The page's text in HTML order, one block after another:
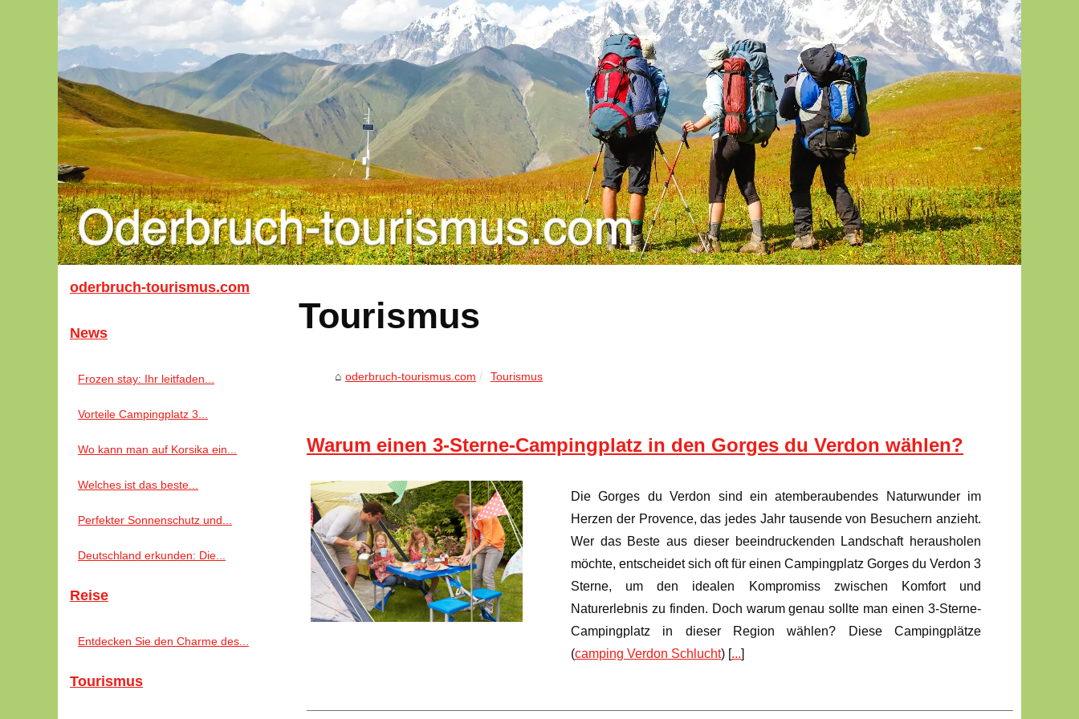
Tourismus
oderbruch-tourismus.com Tourismus
Warum einen 3-Sterne-Campingplatz in den Gorges du Verdon wählen?
Die Gorges du Verdon sind ein atemberaubendes Naturwunder im
Herzen der Provence, das jedes Jahr tausende von Besuchern anzieht.
Wer das Beste aus dieser beeindruckenden Landschaft herausholen
möchte, entscheidet sich oft für einen Campingplatz Gorges du Verdon 3
Sterne, um den idealen Kompromiss zwischen Komfort und
Naturerlebnis zu finden. Doch warum genau sollte man einen 3-Sterne-
Campingplatz in dieser Region wählen? Diese Campingplätze
(camping Verdon Schlucht) [...]
oderbruch-tourismus.com
News
Frozen stay: Ihr leitfaden...
Vorteile Campingplatz 3...
Wo kann man auf Korsika ein...
Welches ist das beste...
Perfekter Sonnenschutz und...
Deutschland erkunden: Die...
Reise
Entdecken Sie den Charme des...
Tourismus